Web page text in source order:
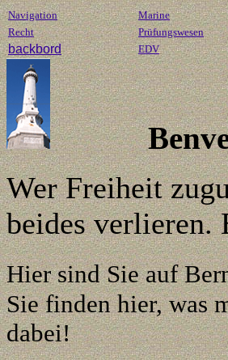
Navigation Marine
Recht
Prüfungswesen
backbord EDV
Wer Freiheit
beides
Hier sind Sie auf
Sie finden hier, was
dabei!